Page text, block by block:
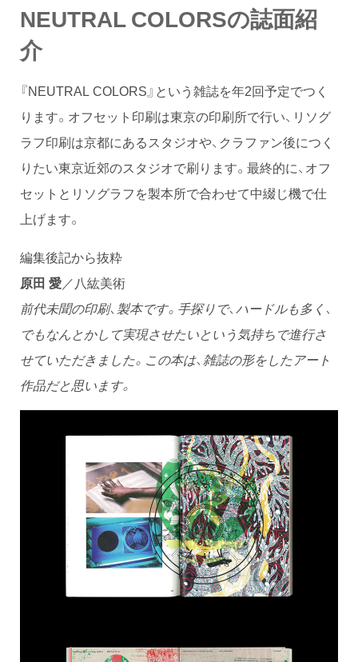
NEUTRAL COLORSの誌面紹
介
『NEUTRAL COLORS』という雑誌を年2回予定でつく
ります。オフセット印刷は東京の印刷所で行い、リソグ
ラフ印刷は京都にあるスタジオや、クラファン後につく
りたい東京近郊のスタジオで刷ります。最終的に、オフ
セットとリソグラフを製本所で合わせて中綴じ機で仕
上げます。
編集後記から抜粋
原田 愛／八紘美術
前代未聞の印刷、製本です。手探りで、ハードルも多く、
でもなんとかして実現させたいという気持ちで進行さ
せていただきました。この本は、雑誌の形をしたアート
作品だと思います。